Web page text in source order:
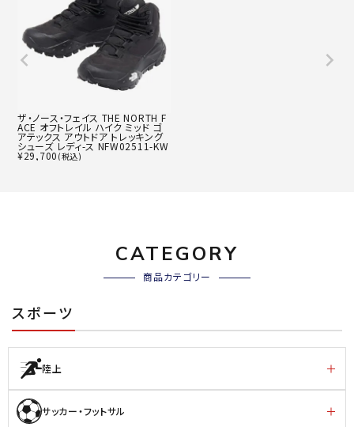
ザ・ノース・フェイス THE NORTH F
ACE オフトレイル ハイク ミッド ゴ
アテックス アウトドア トレッキング
シューズ レディ-ス NFW02511-KW
¥29,700 (税込)
CATEGORY
商品カテゴリー
スポーツ
陸上
サッカー・フットサル